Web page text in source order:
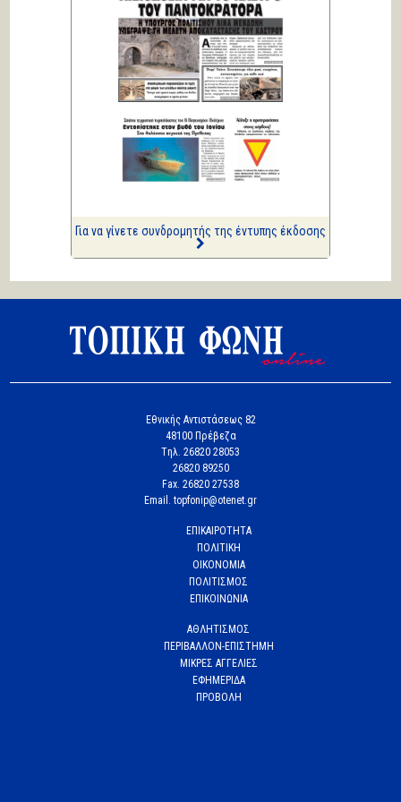
Δίνουν και παίρνουν οι
συλλήψεις...
Κική Ζέρβα
Πολιτικά και άλλα
ΑΡΙΩΝ
Ιστορίες Καθημερινής
Τρέλας
Για να γίνετε συνδρομητής της έντυπης έκδοσης
Εθνικής Αντιστάσεως 82
48100 Πρέβεζα
Tηλ. 26820 28053
26820 89250
Fax. 26820 27538
Email. topfonip@otenet.gr
ΕΠΙΚΑΙΡΟΤΗΤΑ
ΠΟΛΙΤΙΚΗ
ΟΙΚΟΝΟΜΙΑ
ΠΟΛΙΤΙΣΜΟΣ
ΕΠΙΚΟΙΝΩΝΙΑ
ΑΘΛΗΤΙΣΜΟΣ
ΠΕΡΙΒΑΛΛΟΝ-ΕΠΙΣΤΗΜΗ
ΜΙΚΡΕΣ ΑΓΓΕΛΙΕΣ
ΕΦΗΜΕΡΙΔΑ
ΠΡΟΒΟΛΗ